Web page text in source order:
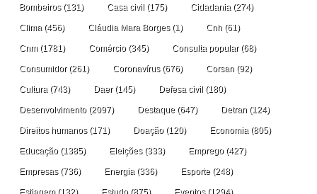
Bombeiros(131) Casa civil (175) Cidadania (274)
Clima (456) Cláudia Mara Borges(1) Cnh (61)
Cnm(1781) Comércio(345) Consulta popular(68)
Consumidor(261) Coronavírus(676) Corsan (92)
Cultura (743) Daer(145) Defesa civil (180)
Desenvolvimento(2097) Destaque (647) Detran (124)
Direitos humanos(171) Doação(120) Economia (805)
Educação(1385) Eleições(333) Emprego(427)
Empresas(736) Energia (336) Esporte (248)
Estiagem(132) Estudo(875) Eventos(1294)